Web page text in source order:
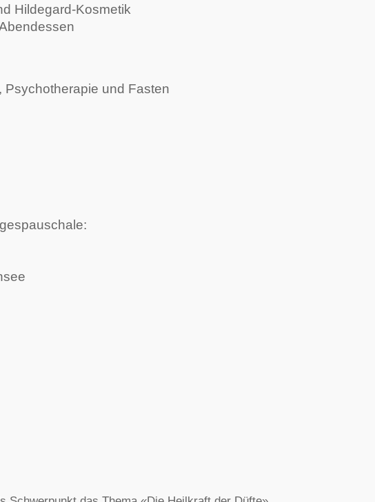
Hildegard-Kosmetik
Psychotherapie und Fasten